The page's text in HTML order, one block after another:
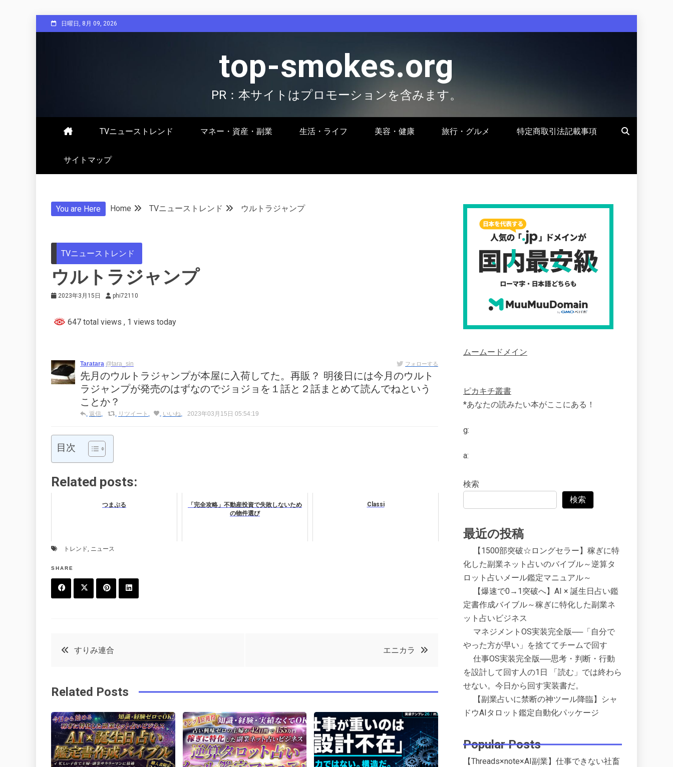
to
日曜日, 8月 09, 2026
top-smokes.org
PR：本サイトはプロモーションを含みます。
TVニューストレンド マネー・資産・副業 生活・ライフ 美容・健康 旅行・グルメ 特定商取引法記載事項
サイトマップ
You are Here Home TVニューストレンド ウルトラジャンプ
TVニューストレンド
ウルトラジャンプ
2023年3月15日 phi72110
647 total views , 1 views today
Taratara @tara_sin フォローする
先月のウルトラジャンプが本屋に入荷してた。再販？ 明後日には今月のウルト
ラジャンプが発売のはずなのでジョジョを１話と２話まとめて読んでねという
ことか？
返信 リツイート いいね 2023年03月15日 05:54:19
目次
Related posts:
つまぷる
「完全攻略」不動産投資で失敗しないため
の物件選び
Classi
トレンド, ニュース
SHARE
o
k
r
e
e
t
in
投
ナ
ビ
ゲ
すりみ連合 エニカラ
Related Posts
ムームードメイン
ピカキチ叢書
*あなたの読みたい本がここにある！
g:
a:
検索
検索
最近の投稿
【1500部突破☆ロングセラー】稼ぎに特
化した副業ネット占いのバイブル～逆算タ
ロット占いメール鑑定マニュアル～
【爆速で0→1突破へ】AI × 誕生日占い鑑
定書作成バイブル～稼ぎに特化した副業ネ
ット占いビジネス
マネジメントOS実装完全版──「自分で
やった方が早い」を捨ててチームで回す
仕事OS実装完全版──思考・判断・行動
を設計して回す人の1日 「読む」では終わら
せない。今日から回す実装書だ。
【副業占いに禁断の神ツール降臨】シャ
ドウAIタロット鑑定自動化パッケージ
Popular Posts
【Threads×note×AI副業】仕事できない社畜